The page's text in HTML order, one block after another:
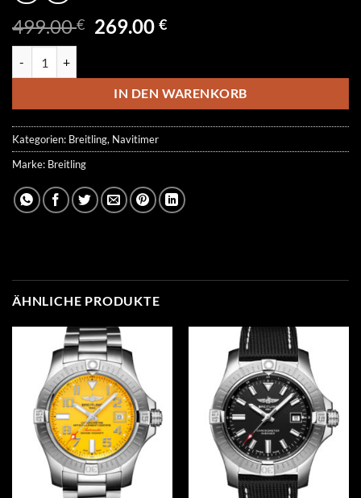
499.00€ Ursprünglicher
499.00 €
269.00€Aktueller
269.00 €.
IN DEN WARENKORB
Kategorien: Breitling, Navitimer
Marke: Breitling
ÄHNLICHE PRODUKTE